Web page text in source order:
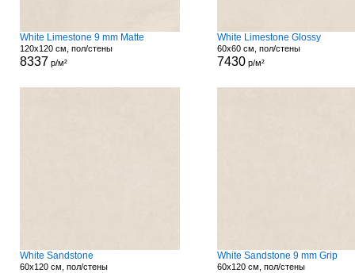
White Limestone 9 mm Matte
120x120 см, пол/стены
8337 р/м²
White Limestone Glossy
60x60 см, пол/стены
7430 р/м²
White Sandstone
60x120 см, пол/стены
White Sandstone 9 mm Grip
60x120 см, пол/стены